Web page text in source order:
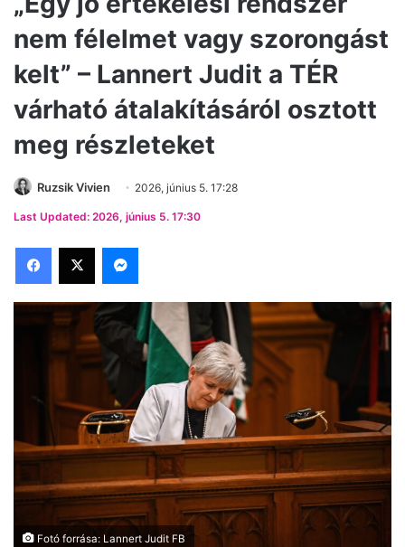
nem félelmet vagy szorongást
kelt” – Lannert Judit a TÉR
várható átalakításáról osztott
meg részleteket
Ruzsik Vivien 2026, június 5. 17:28
Last Updated: 2026, június 5. 17:30
Facebook
X Messenger
Fotó forrása: Lannert Judit FB